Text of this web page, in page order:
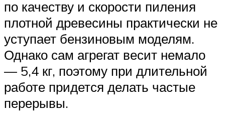
по качеству и скорости пиления
плотной древесины практически не
уступает бензиновым моделям.
Однако сам агрегат весит немало
— 5,4 кг, поэтому при длительной
работе придется делать частые
перерывы.